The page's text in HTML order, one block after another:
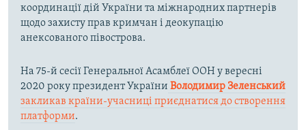
координації дій України та міжнародних партнерів
щодо захисту прав кримчан і деокупацію
анексованого півострова.
На 75-й сесії Генеральної Асамблеї ООН у вересні
2020 року президент України Володимир Зеленський
закликав країни-учасниці приєднатися до створення
платформи.